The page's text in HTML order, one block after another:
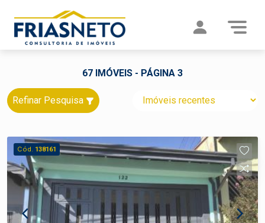
67 IMÓVEIS - PÁGINA 3
Refinar Pesquisa
Cód. 138161